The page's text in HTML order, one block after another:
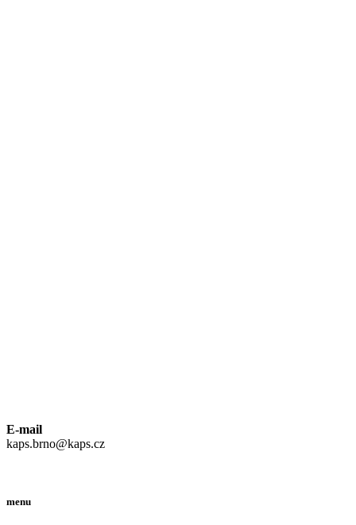
E-mail
kaps.brno@kaps.cz
menu